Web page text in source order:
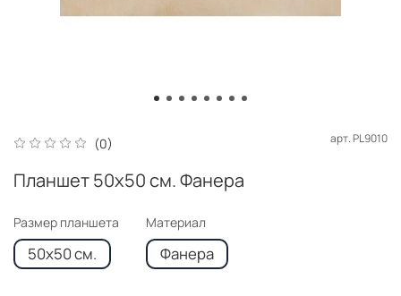
(0) арт.PL9010
Планшет 50х50 см. Фанера
Размер планшета
50х50 см.
Материал
Фанера